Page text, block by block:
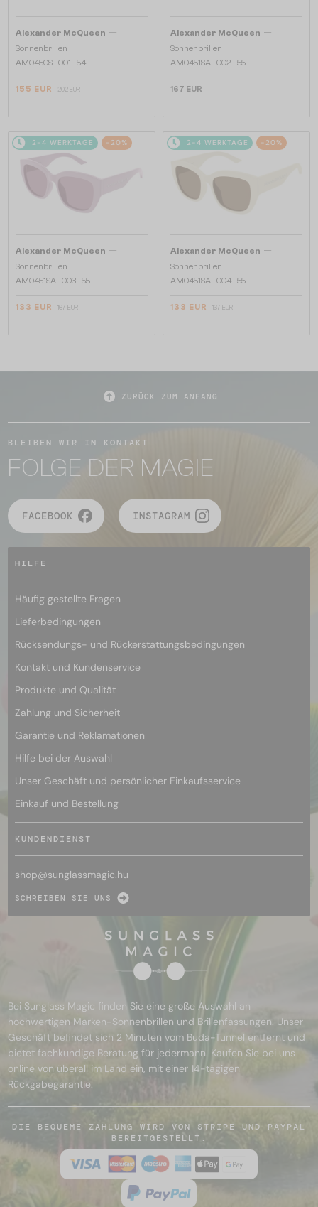
Alexander McQueen —
Sonnenbrillen
AM0450S - 001 - 54
155 EUR 202 EUR
Alexander McQueen —
Sonnenbrillen
AM0451SA - 002 - 55
167 EUR
2-4 WERKTAGE -20%
Alexander McQueen —
Sonnenbrillen
AM0451SA - 003 - 55
133 EUR 167 EUR
2-4 WERKTAGE -20%
Alexander McQueen —
Sonnenbrillen
AM0451SA - 004 - 55
133 EUR 167 EUR
ZURÜCK ZUM ANFANG
BLEIBEN WIR IN KONTAKT
FOLGE DER MAGIE
FACEBOOK INSTAGRAM
HILFE
Häufig gestellte Fragen
Lieferbedingungen
Rücksendungs- und Rückerstattungsbedingungen
Kontakt und Kundenservice
Produkte und Qualität
Zahlung und Sicherheit
Garantie und Reklamationen
Hilfe bei der Auswahl
Unser Geschäft und persönlicher Einkaufsservice
Einkauf und Bestellung
KUNDENDIENST
shop@sunglassmagic.hu
SCHREIBEN SIE UNS
Bei Sunglass Magic finden Sie eine große Auswahl an
hochwertigen Marken-Sonnenbrillen und Brillenfassungen. Unser
Geschäft befindet sich 2 Minuten vom Buda-Tunnel entfernt und
bietet fachkundige Beratung für jedermann. Kaufen Sie bei uns
online von überall im Land ein, mit einer 14-tägigen
Rückgabegarantie.
DIE BEQUEME ZAHLUNG WIRD VON STRIPE UND PAYPAL
BEREITGESTELLT.